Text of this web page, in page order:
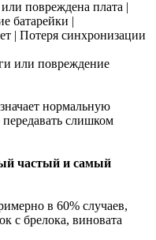
повреждена плата |
батарейки |
| Потеря синхронизации
или повреждение
нормальную
передавать слишком
частый и самый
в 60% случаев,
с брелока, виновата